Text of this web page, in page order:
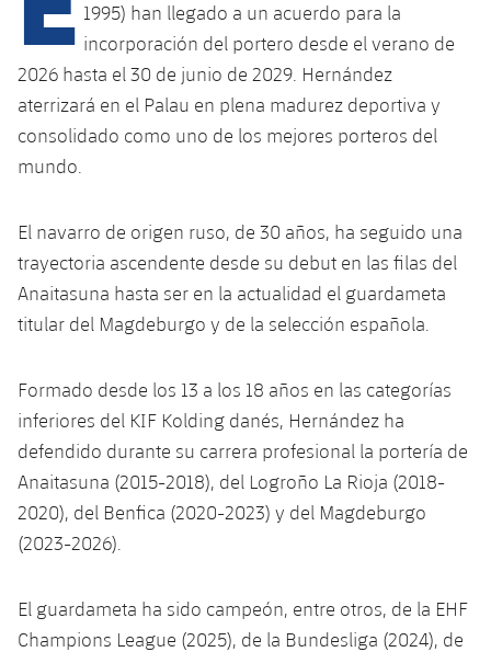
plusicon
más
Instalaciones
Palau Blaugrana
Estadi Johan Cruyff
Ciutat Esportiva
La Masia
plusicon
más
Servicios
Servicios Médicos
Accesibilidad
plusicon
más
Acreditaciones
1995) han llegado a un acuerdo para la
incorporación del portero desde el verano de
2026 hasta el 30 de junio de 2029. Hernández
aterrizará en el Palau en plena madurez deportiva y
consolidado como uno de los mejores porteros del
mundo.
El navarro de origen ruso, de 30 años, ha seguido una
trayectoria ascendente desde su debut en las filas del
Anaitasuna hasta ser en la actualidad el guardameta
titular del Magdeburgo y de la selección española.
Formado desde los 13 a los 18 años en las categorías
inferiores del KIF Kolding danés, Hernández ha
defendido durante su carrera profesional la portería de
Anaitasuna (2015-2018), del Logroño La Rioja (2018-
2020), del Benfica (2020-2023) y del Magdeburgo
(2023-2026).
El guardameta ha sido campeón, entre otros, de la EHF
Champions League (2025), de la Bundesliga (2024), de